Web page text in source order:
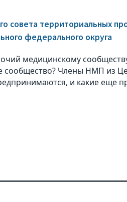
совета территориальных
федерального округа
медицинскому
сообщество? Члены НМП из
и какие еще